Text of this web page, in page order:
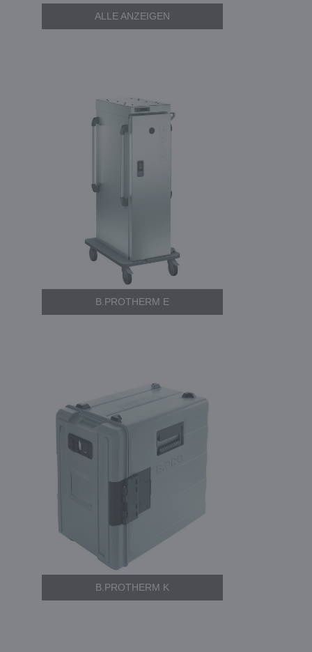
ALLE ANZEIGEN
B.PROTHERM E
B.PROTHERM K